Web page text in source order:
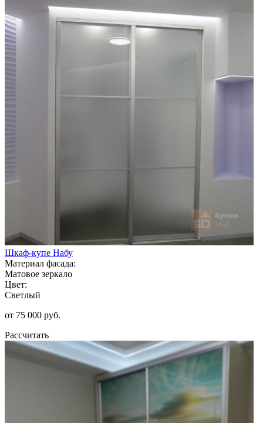
Шкаф-купе Набу
Материал фасада:
Матовое зеркало
Цвет:
Светлый
от 75 000 руб.
Рассчитать